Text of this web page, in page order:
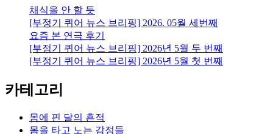
역
찾
기
채식을 안 할 듯
[부정기 퀴어 뉴스 브리핑] 2026. 05월 세번째
요즘 본 연극 후기
[부정기 퀴어 뉴스 브리핑] 2026년 5월 두 번째
[부정기 퀴어 뉴스 브리핑] 2026년 5월 첫 번째
카테고리
몸에 핀 달의 흔적
몸을 타고 노는 감정들